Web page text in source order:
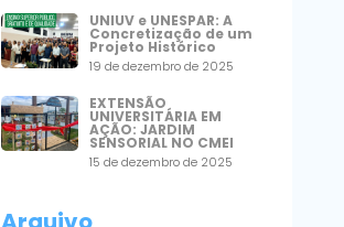
UNIUV e UNESPAR: A
Concretização de um
Projeto Histórico
19 de dezembro de 2025
EXTENSÃO
UNIVERSITÁRIA EM
AÇÃO: JARDIM
SENSORIAL NO CMEI
15 de dezembro de 2025